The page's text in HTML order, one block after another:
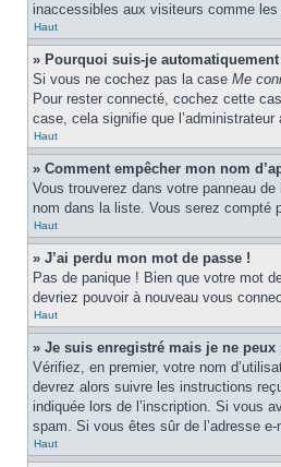
inaccessibles aux visiteurs comme les
Haut
» Pourquoi suis-je
Si vous ne cochez pas la case Me
Pour rester connecté, cochez cette
case, cela signifie que
Haut
» Comment empêcher mon nom
Vous trouverez dans votre panneau
nom dans la liste. Vous serez compté
Haut
» J’ai perdu mon mot de passe !
Pas de panique ! Bien que votre mot
devriez pouvoir à nouveau vous
Haut
» Je suis enregistré mais je ne peux
Vérifiez, en premier, votre nom
devrez alors suivre les instructions
indiquée lors de l’inscription. Si vous
spam. Si vous êtes sûr de l’adresse
Haut